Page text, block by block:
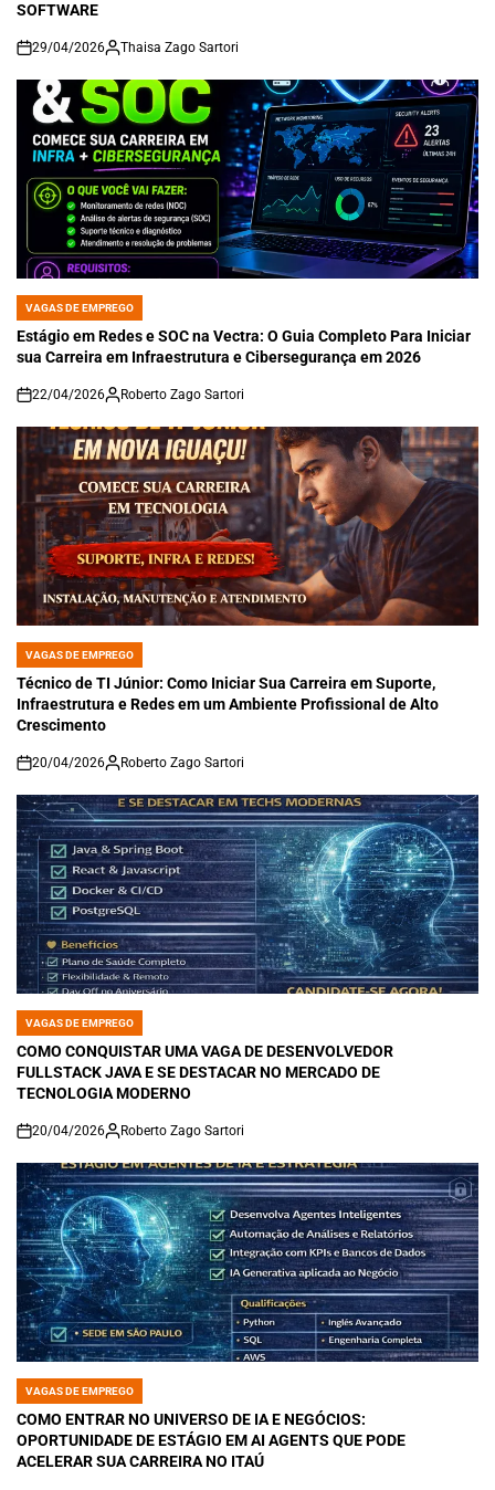
SOFTWARE
on
29/04/2026 Thaisa Zago Sartori
POSTED
IN
VAGAS DE EMPREGO
Estágio em Redes e SOC na Vectra: O Guia Completo Para Iniciar
sua Carreira em Infraestrutura e Cibersegurança em 2026
on
22/04/2026 Roberto Zago Sartori
POSTED
IN
VAGAS DE EMPREGO
Técnico de TI Júnior: Como Iniciar Sua Carreira em Suporte,
Infraestrutura e Redes em um Ambiente Profissional de Alto
Crescimento
on
20/04/2026 Roberto Zago Sartori
POSTED
IN
VAGAS DE EMPREGO
COMO CONQUISTAR UMA VAGA DE DESENVOLVEDOR
FULLSTACK JAVA E SE DESTACAR NO MERCADO DE
TECNOLOGIA MODERNO
on
20/04/2026 Roberto Zago Sartori
POSTED
IN
VAGAS DE EMPREGO
COMO ENTRAR NO UNIVERSO DE IA E NEGÓCIOS:
OPORTUNIDADE DE ESTÁGIO EM AI AGENTS QUE PODE
ACELERAR SUA CARREIRA NO ITAÚ